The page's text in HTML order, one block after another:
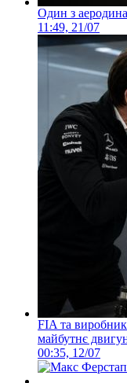
Один з
11:49, 21/07
FIA та
майбутнє
00:35, 12/07